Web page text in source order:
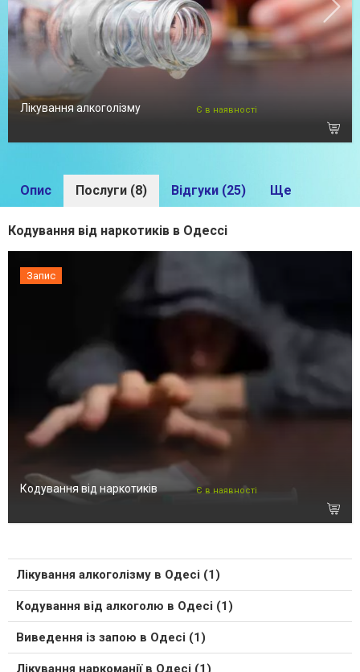
Лікування алкоголізму Є в наявності
Опис Послуги (8) Відгуки (25) Ще
Кодування від наркотиків в Одессі
Запис
Кодування від наркотиків Є в наявності
Лікування алкоголізму в Одесі (1)
Кодування від алкоголю в Одесі (1)
Виведення із запою в Одесі (1)
Лікування наркоманії в Одесі (1)